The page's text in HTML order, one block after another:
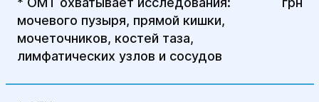
мочевого пузыря, прямой кишки,
мочеточников, костей таза,
лимфатических узлов и сосудов